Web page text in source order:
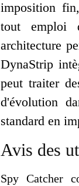
imposition
tout emploi
architecture
DynaStrip
peut traiter
d'évolution
standard en
Avis des
Spy Catcher